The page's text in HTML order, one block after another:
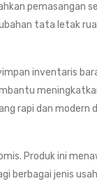
pemasangan
tata letak
inventaris
rapi dan modern
Produk ini
berbagai jenis